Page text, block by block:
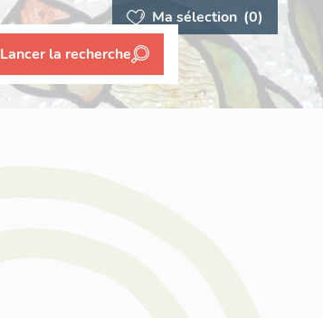
Ma sélection (0)
Lancer la recherche